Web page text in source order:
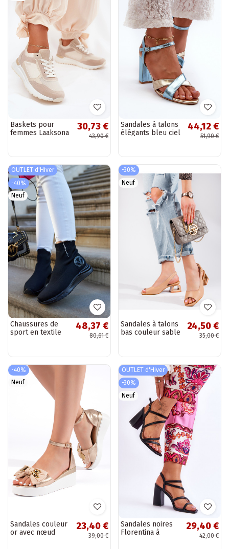
Baskets pour
femmes Laaksona
30,73 €
43,90 €
Sandales à talons
élégants bleu ciel
44,12 €
51,90 €
OUTLET d'Hiver
-40%
Neuf
Chaussures de
sport en textile
48,37 €
80,61 €
-30%
Neuf
Sandales à talons
bas couleur sable
24,50 €
35,00 €
-40%
Neuf
Sandales couleur
or avec nœud
23,40 €
39,00 €
OUTLET d'Hiver
-30%
Neuf
Sandales noires
Florentina à
29,40 €
42,00 €